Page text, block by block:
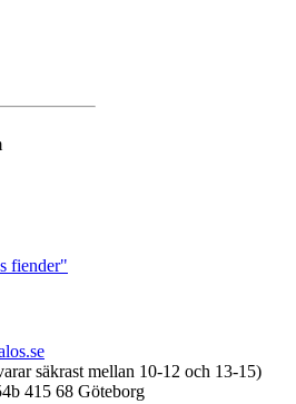
fiender"
säkrast mellan 10-12 och 13-15)
415 68 Göteborg